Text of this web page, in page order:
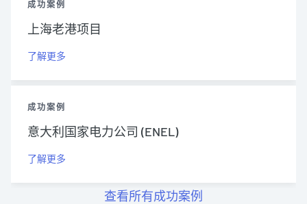
成功案例
上海老港项目
了解更多
成功案例
意大利国家电力公司 (ENEL)
了解更多
查看所有成功案例